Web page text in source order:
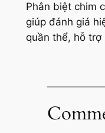
Phân biệt chim
giúp đánh giá
quần thể, hỗ